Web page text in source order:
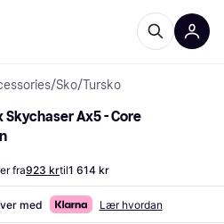
/Sko/Tursko
Skychaser Ax5 - Core
fra923 krtil1 614 kr
med Lær hvordan